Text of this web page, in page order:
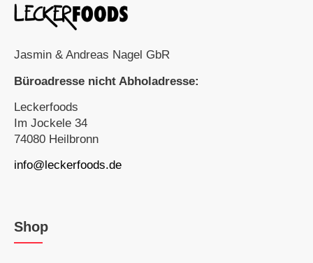
Jasmin & Andreas Nagel GbR
Büroadresse nicht Abholadresse:
Leckerfoods
Im Jockele 34
74080 Heilbronn
info@leckerfoods.de
Shop